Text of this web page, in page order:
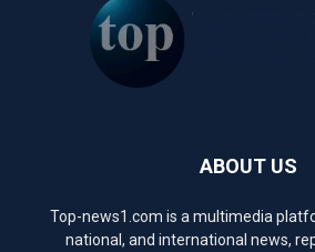
ABOUT US
Top-news1.com is a multimedia
national, and international news,